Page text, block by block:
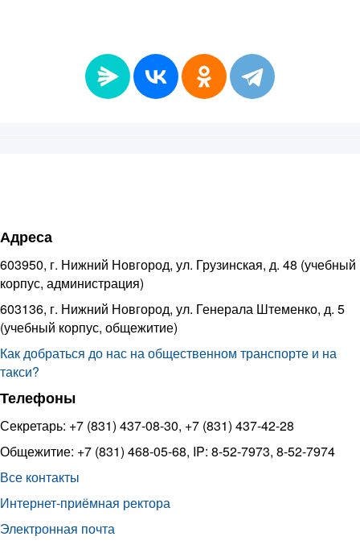
Адреса
603950, г. Нижний Новгород, ул. Грузинская, д. 48 (учебный
корпус, администрация)
603136, г. Нижний Новгород, ул. Генерала Штеменко, д. 5
(учебный корпус, общежитие)
Как добраться до нас на общественном транспорте и на
такси?
Телефоны
Секретарь: +7 (831) 437-08-30, +7 (831) 437-42-28
Общежитие: +7 (831) 468-05-68, IP: 8-52-7973, 8-52-7974
Все контакты
Интернет-приёмная ректора
Электронная почта